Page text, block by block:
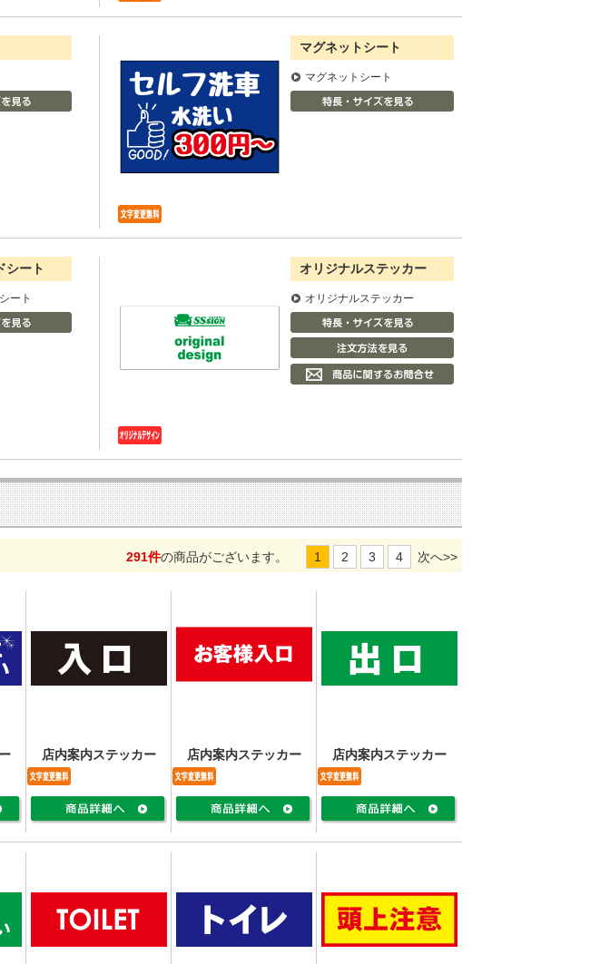
マグネットシート
マグネットシート
シート
ート
オリジナルステッカー
オリジナルステッカー
1 2 3 4 次へ>>
291件の商品がございます。
店内案内ステッカー 店内案内ステッカー 店内案内ステッカー